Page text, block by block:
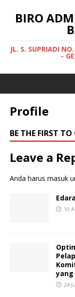
BIRO
JL. S. SUPRIADI
-
Profile
BE THE FIRST
Leave a
Anda harus masuk
10
24